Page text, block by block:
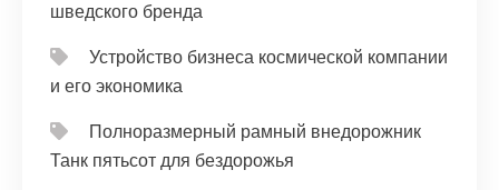
шведского бренда
Устройство бизнеса космической компании
и его экономика
Полноразмерный рамный внедорожник
Танк пятьсот для бездорожья